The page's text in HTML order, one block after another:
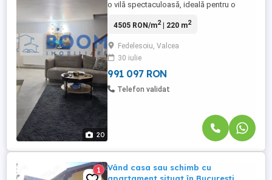
20
o vilă spectaculoasă, ideală pentru o
generos și o oază de liniște într-o zonă
schimb cu apartament 3-4 camere, plus
diferenta.
________________________________________
4505 RON/m2| 220 m2
Fedelesoiu, Valcea
30 iulie
991 097 RON
Telefon validat
1
Vând casa sau schimb cu